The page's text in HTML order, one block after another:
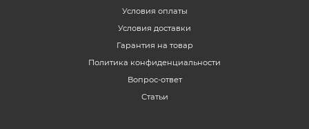
Условия оплаты
Условия доставки
Гарантия на товар
Политика конфиденциальности
Вопрос-ответ
Статьи